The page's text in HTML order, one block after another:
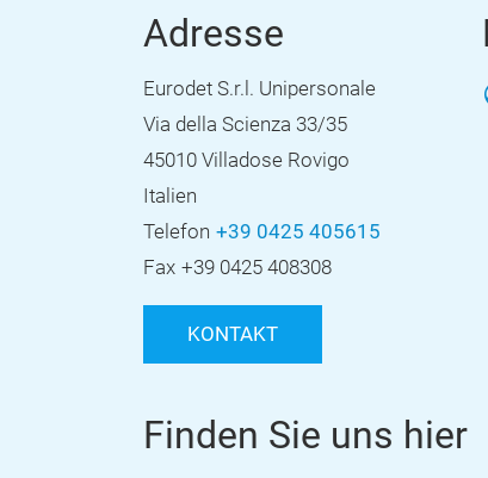
Adresse
Eurodet S.r.l. Unipersonale
Via della Scienza 33/35
45010 Villadose Rovigo
Italien
Telefon +39 0425 405615
Fax +39 0425 408308
KONTAKT
Finden Sie uns hier